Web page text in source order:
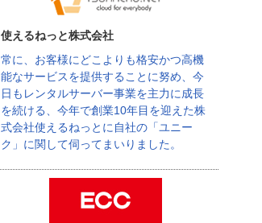
使えるねっと株式会社
常に、お客様にどこよりも格安かつ高機
能なサービスを提供することに努め、今
日もレンタルサーバー事業を主力に成長
を続ける、今年で創業10年目を迎えた株
式会社使えるねっとに自社の「ユニー
ク」に関して伺ってまいりました。